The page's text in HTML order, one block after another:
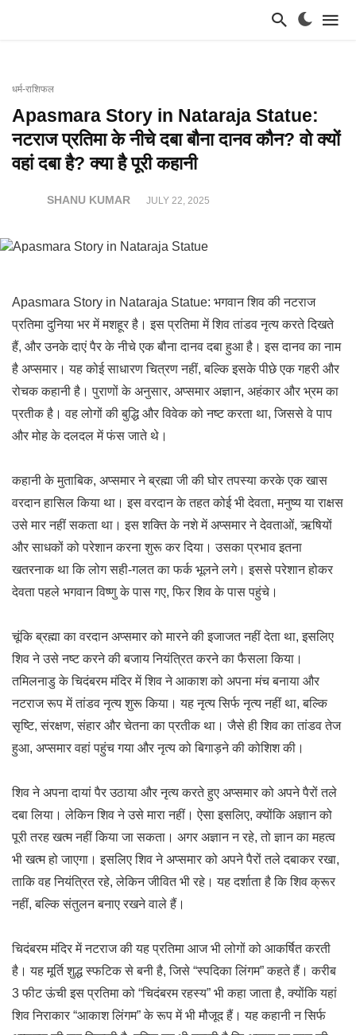
धर्म-राशिफल
Apasmara Story in Nataraja Statue:
नटराज प्रतिमा के नीचे दबा बौना दानव कौन? वो क्यों
वहां दबा है? क्या है पूरी कहानी
SHANU KUMAR JULY 22, 2025
Apasmara Story in Nataraja Statue: भगवान शिव की नटराज
प्रतिमा दुनिया भर में मशहूर है। इस प्रतिमा में शिव तांडव नृत्य करते दिखते
हैं, और उनके दाएं पैर के नीचे एक बौना दानव दबा हुआ है। इस दानव का नाम
है अप्समार। यह कोई साधारण चित्रण नहीं, बल्कि इसके पीछे एक गहरी और
रोचक कहानी है। पुराणों के अनुसार, अप्समार अज्ञान, अहंकार और भ्रम का
प्रतीक है। वह लोगों की बुद्धि और विवेक को नष्ट करता था, जिससे वे पाप
और मोह के दलदल में फंस जाते थे।
कहानी के मुताबिक, अप्समार ने ब्रह्मा जी की घोर तपस्या करके एक खास
वरदान हासिल किया था। इस वरदान के तहत कोई भी देवता, मनुष्य या राक्षस
उसे मार नहीं सकता था। इस शक्ति के नशे में अप्समार ने देवताओं, ऋषियों
और साधकों को परेशान करना शुरू कर दिया। उसका प्रभाव इतना
खतरनाक था कि लोग सही-गलत का फर्क भूलने लगे। इससे परेशान होकर
देवता पहले भगवान विष्णु के पास गए, फिर शिव के पास पहुंचे।
चूंकि ब्रह्मा का वरदान अप्समार को मारने की इजाजत नहीं देता था, इसलिए
शिव ने उसे नष्ट करने की बजाय नियंत्रित करने का फैसला किया।
तमिलनाडु के चिदंबरम मंदिर में शिव ने आकाश को अपना मंच बनाया और
नटराज रूप में तांडव नृत्य शुरू किया। यह नृत्य सिर्फ नृत्य नहीं था, बल्कि
सृष्टि, संरक्षण, संहार और चेतना का प्रतीक था। जैसे ही शिव का तांडव तेज
हुआ, अप्समार वहां पहुंच गया और नृत्य को बिगाड़ने की कोशिश की।
शिव ने अपना दायां पैर उठाया और नृत्य करते हुए अप्समार को अपने पैरों तले
दबा लिया। लेकिन शिव ने उसे मारा नहीं। ऐसा इसलिए, क्योंकि अज्ञान को
पूरी तरह खत्म नहीं किया जा सकता। अगर अज्ञान न रहे, तो ज्ञान का महत्व
भी खत्म हो जाएगा। इसलिए शिव ने अप्समार को अपने पैरों तले दबाकर रखा,
ताकि वह नियंत्रित रहे, लेकिन जीवित भी रहे। यह दर्शाता है कि शिव क्रूर
नहीं, बल्कि संतुलन बनाए रखने वाले हैं।
चिदंबरम मंदिर में नटराज की यह प्रतिमा आज भी लोगों को आकर्षित करती
है। यह मूर्ति शुद्ध स्फटिक से बनी है, जिसे “स्पदिका लिंगम” कहते हैं। करीब
3 फीट ऊंची इस प्रतिमा को “चिदंबरम रहस्य” भी कहा जाता है, क्योंकि यहां
शिव निराकार “आकाश लिंगम” के रूप में भी मौजूद हैं। यह कहानी न सिर्फ